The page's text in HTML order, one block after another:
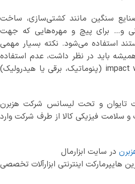
سنگین مانند کشتی‌سازی، ساخت
و… برای پیچ و مهره‌هایی که جهت
استفاده می‌شود. نکته بسیار مهمی
همیشه باید در نظر داشت، عدم استفاده
این آچار با ابزارآلات impact wrench (پنوماتیک، برقی یا هیدرولیک)
تایوان و تحت لیسانس شرکت هزبرن
سلامت فیزیکی کالا از طرف شرکت وارد
در سایت ابزارمال
هایپرمارکت اینترنتی ابزارآلات تخصصی